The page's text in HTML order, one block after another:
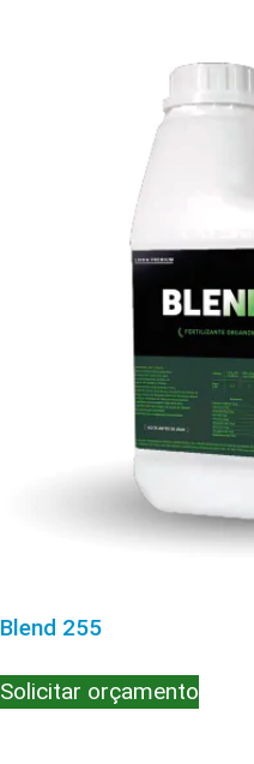
Blend 255
Solicitar orçamento